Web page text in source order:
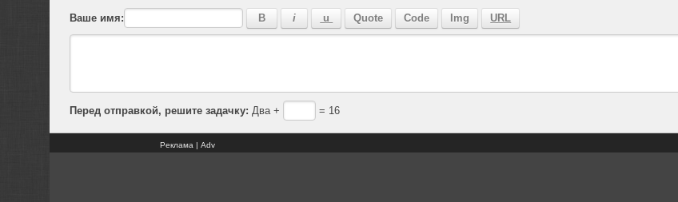
Ваше имя:
Перед отправкой, решите задачку: Два + = 16
Реклама | Adv